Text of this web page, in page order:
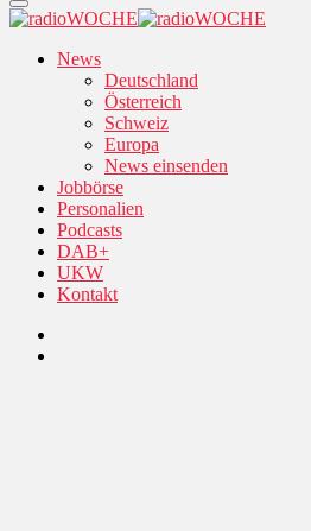
News
Deutschland
Österreich
Schweiz
Europa
News einsenden
Jobbörse
Personalien
Podcasts
DAB+
UKW
Kontakt